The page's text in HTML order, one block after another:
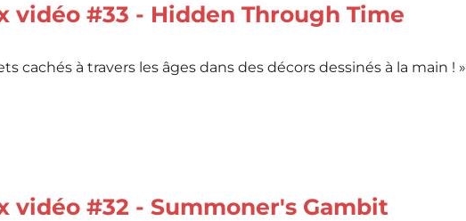
vidéo #33 - Hidden Through Time
cachés à travers les âges dans des décors dessinés à la main ! »
vidéo #32 - Summoner's Gambit